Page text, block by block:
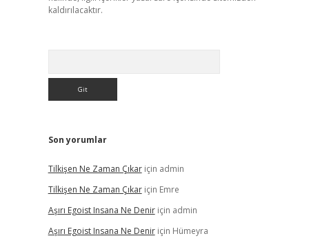
kaldırılacaktır.
Son yorumlar
Tilkişen Ne Zaman Çıkariçin admin
Tilkişen Ne Zaman Çıkariçin Emre
Aşırı Egoist Insana Ne Deniriçin admin
Aşırı Egoist Insana Ne Deniriçin Hümeyra